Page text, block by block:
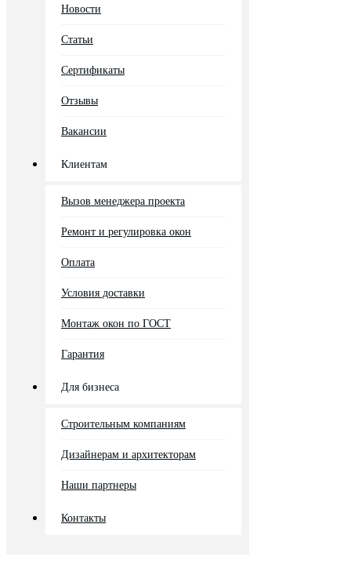
Новости
Статьи
Сертификаты
Отзывы
Вакансии
Клиентам
Вызов менеджера проекта
Ремонт и регулировка окон
Оплата
Условия доставки
Монтаж окон по ГОСТ
Гарантия
Для бизнеса
Строительным компаниям
Дизайнерам и архитекторам
Наши партнеры
Контакты